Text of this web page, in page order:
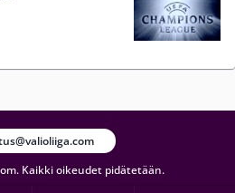
Kaikki oikeudet pidätetään.